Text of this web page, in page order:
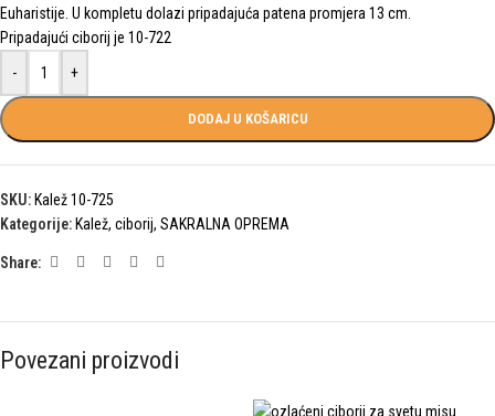
Euharistije. U kompletu dolazi pripadajuća patena promjera 13 cm.
Pripadajući ciborij je 10-722
-
+
DODAJ U KOŠARICU
SKU: Kalež 10-725
Kategorije: Kalež, ciborij, SAKRALNA OPREMA
Share:
Povezani proizvodi